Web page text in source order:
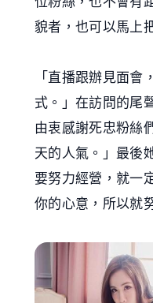
貌者，也可以馬上
「直播跟辦見面會
式。」在訪問的尾
由衷感謝死忠粉絲
天的人氣。」最後
要努力經營，就一
你的心意，所以就